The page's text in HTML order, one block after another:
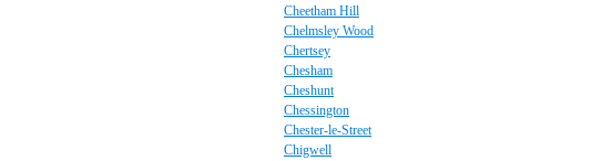
Cheetham Hill
Chelmsley Wood
Chertsey
Chesham
Cheshunt
Chessington
Chester-le-Street
Chigwell